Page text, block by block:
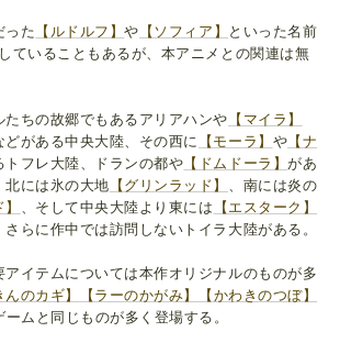
った 【ルドルフ】や 【ソフィア】
といった名前
ていることもあるが、本アニメとの関連は無
ちの故郷でもあるアリアハンや 【マイラ】
どがある中央大陸、その西に 【モーラ】 や 【ナ
トフレ大陸、ドランの都や 【ドムドーラ】があ
北には氷の大地 【グリンラッド】 、南には炎の
、そして中央大陸より東には 【エスターク】
らに作中では訪問しないトイラ大陸がある。
イテムについては本作オリジナルのものが多
んのカギ】 【ラーのかがみ】
【かわきのつぼ】
ムと同じものが多く登場する。